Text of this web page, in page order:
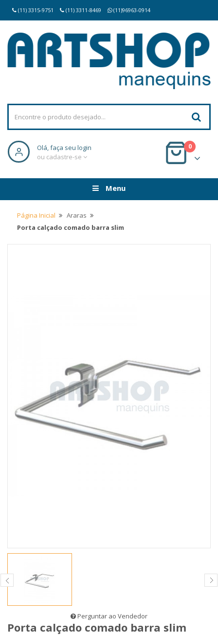
(11) 3315-9751 (11) 3311-8469 (11)96963-0914
Olá, faça seu login
ou cadastre-se
0
Menu
Página Inicial
Araras
Porta calçado comado barra slim
Perguntar ao Vendedor
Porta calçado comado barra slim